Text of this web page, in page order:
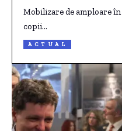
Mobilizare de amploare
copii…
ACTUAL